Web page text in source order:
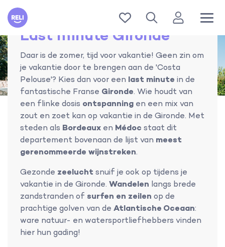
Reli
Last minute Gironde
Daar is de zomer, tijd voor vakantie! Geen zin om
je vakantie door te brengen aan de 'Costa
Pelouse'? Kies dan voor een last minute in de
fantastische Franse Gironde. Wie houdt van
een flinke dosis ontspanning en een mix van
zout en zoet kan op vakantie in de Gironde. Met
steden als Bordeaux en Médoc staat dit
departement bovenaan de lijst van meest
gerenommeerde wijnstreken.
Gezonde zeelucht snuif je ook op tijdens je
vakantie in de Gironde. Wandelen langs brede
zandstranden of surfen en zeilen op de
prachtige golven van de Atlantische Oceaan:
ware natuur- en watersportliefhebbers vinden
hier hun gading!